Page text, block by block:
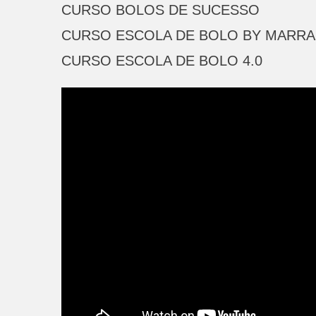
CURSO BOLOS DE SUCESSO
CURSO ESCOLA DE BOLO BY
CURSO ESCOLA DE BOLO 4.0